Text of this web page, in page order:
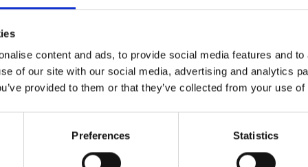
content and ads, to provide social media features and
of our site with our social media, advertising and analytics
provided to them or that they’ve collected from your use
Preferences Statistics